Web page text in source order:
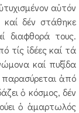
αὐτόν
δέν στάθηκε
διαφθορά τους.
τίς ἰδέες καί τά
καί πυξίδα
ἀπό
ὁ κόσμος, δέν
ὁ ἁμαρτωλός